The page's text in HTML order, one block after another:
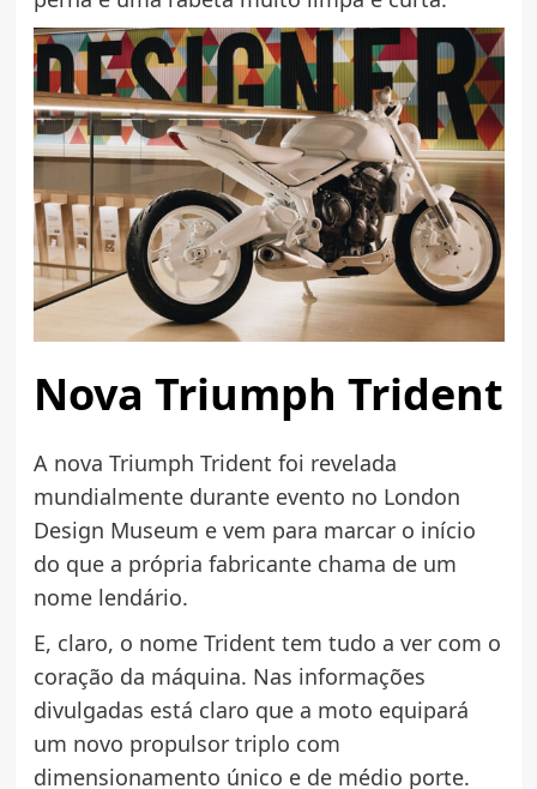
Nova Triumph Trident
A nova Triumph Trident foi revelada
mundialmente durante evento no London
Design Museum e vem para marcar o início
do que a própria fabricante chama de um
nome lendário.
E, claro, o nome Trident tem tudo a ver com o
coração da máquina. Nas informações
divulgadas está claro que a moto equipará
um novo propulsor triplo com
dimensionamento único e de médio porte.